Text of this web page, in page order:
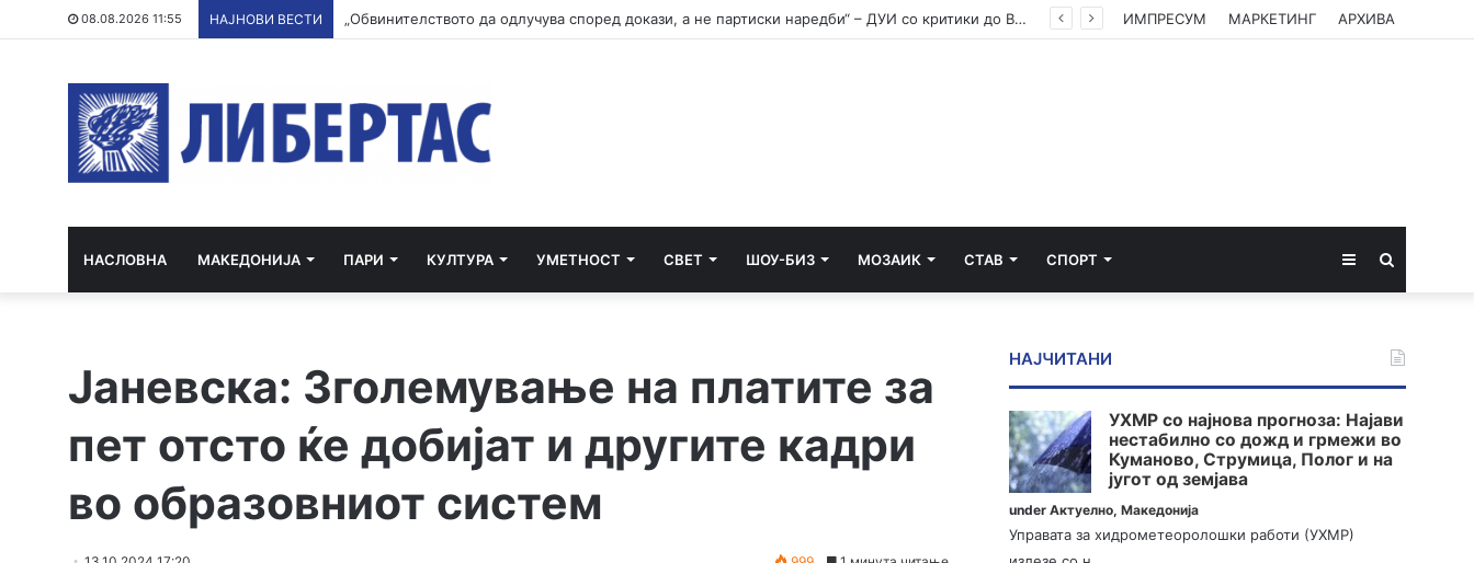
08.08.2026 11:55 НАЈНОВИ ВЕСТИ „Обвинителството да одлучува според докази, а не партиски наредби“ – ДУИ со критики до ВЛЕН ИМПРЕСУМ МАРКЕТИНГ АРХИВА
НАСЛОВНА МАКЕДОНИЈА ПАРИ КУЛТУРА УМЕТНОСТ СВЕТ ШОУ-БИЗ МОЗАИК СТАВ СПОРТ Sidebar
Јаневска: Зголемување на платите за
пет отсто ќе добијат и другите кадри
во образовниот систем
НАЈЧИТАНИ
УХМР со најнова прогноза: Најави
нестабилно со дожд и грмежи во
Куманово, Струмица, Полог и на
југот од земјава
underАктуелно,Македонија
Управата за хидрометеоролошки работи (УХМР)